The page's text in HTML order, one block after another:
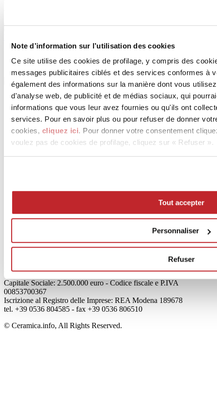
Note d’information sur l’utilisation des cookies
Ce site utilise des cookies de profilage, y compris des
messages publicitaires ciblés et des services conformes à
également des informations sur la manière dont vous
d'analyse web, de publicité et de médias sociaux, qui
informations que vous leur avez fournies ou qu'ils ont
services. Pour en savoir plus ou pour refuser de donner
cookies, cliquez ici. Pour donner votre consentement
voulez pas de cookies de profilage, cliquez sur « Refuser ».
Tout accepter
Personnaliser
Refuser
Qui sommes-nous
Cookie Policy
Credits
Viale Monte Santo, 40 - 41049 Sassuolo (MO) - Italy
Capitale Sociale: 2.500.000 euro - Codice fiscale e P.IVA
00853700367
Iscrizione al Registro delle Imprese: REA Modena 189678
tel. +39 0536 804585 - fax +39 0536 806510
© Ceramica.info, All Rights Reserved.